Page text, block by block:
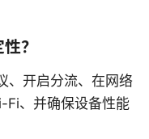
？
、开启分流、在网络
Fi、并确保设备性能